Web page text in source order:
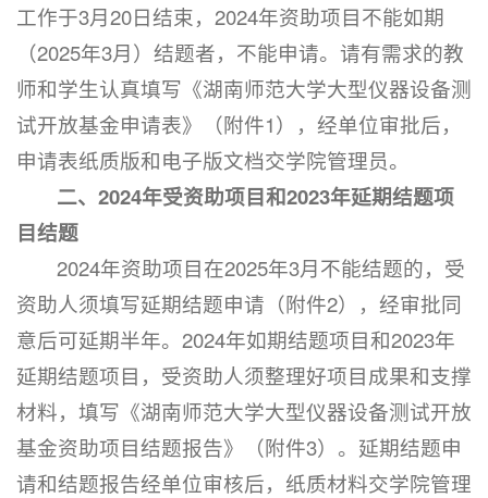
工作于3月20日结束，2024年资助项目不能如期
（2025年3月）结题者，不能申请。请有需求的教
师和学生认真填写《湖南师范大学大型仪器设备测
试开放基金申请表》（附件1），经单位审批后，
申请表纸质版和电子版文档交学院管理员。
二、2024年受资助项目和2023年延期结题项
目结题
2024年资助项目在2025年3月不能结题的，受
资助人须填写延期结题申请（附件2），经审批同
意后可延期半年。2024年如期结题项目和2023年
延期结题项目，受资助人须整理好项目成果和支撑
材料，填写《湖南师范大学大型仪器设备测试开放
基金资助项目结题报告》（附件3）。延期结题申
请和结题报告经单位审核后，纸质材料交学院管理